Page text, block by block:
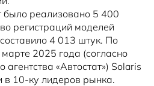
было реализовано 5 400
регистраций моделей
4 013 штук. По
2025 года (согласно
«Автостат») Solaris
в 10-ку лидеров рынка.